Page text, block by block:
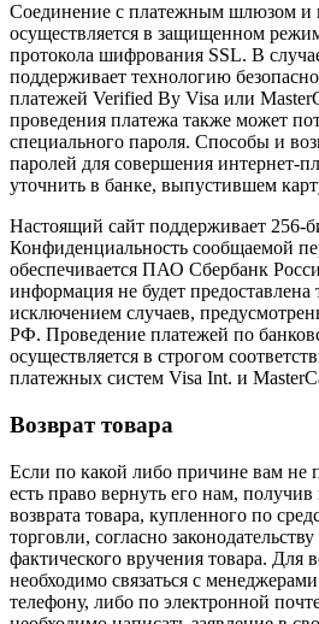
Соединение с платежным шлюзом и
осуществляется в защищенном
протокола шифрования SSL. В
поддерживает технологию
платежей Verified By Visa или
проведения платежа также может
специального пароля. Способы и
паролей для совершения интернет-
уточнить в банке, выпустившем
Настоящий сайт поддерживает 256-
Конфиденциальность сообщаемой
обеспечивается ПАО Сбербанк
информация не будет предоставлена
исключением случаев,
РФ. Проведение платежей по
осуществляется в строгом
платежных систем Visa Int. и
Возврат товара
Если по какой либо причине вам не
есть право вернуть его нам,
возврата товара, купленного по
торговли, согласно
фактического вручения товара. Для
необходимо связаться с
телефону, либо по электронной